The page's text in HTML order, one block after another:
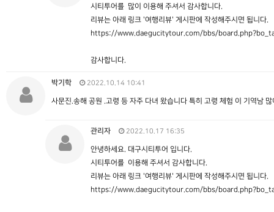
시티투어를 많이 이용해 주셔서 감사합니다.
리뷰는 아래 링크 '여행리뷰' 게시판에 작성해주시면 됩니다.
https://www.daegucitytour.com/bbs/
감사합니다.
박기학 2022.10.14 10:41
사문진.송해 공원 .고령 등 자주 다녀 왔습니다 특히 고령 체험 이 기역남 많
관리자 2022.10.17 16:35
안녕하세요. 대구시티투어 입니다.
시티투어를 이용해 주셔서 감사합니다.
리뷰는 아래 링크 '여행리뷰' 게시판에 작성해주시면 됩니다.
https://www.daegucitytour.com/bbs/